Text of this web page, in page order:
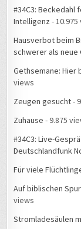
#34C3:
Intelligenz -
Hausverbot beim
schwerer als neue
Gethsemane:
views
Zeugen gesucht-
Zuhause - 9.875
#34C3: Live-
Deutschlandfunk
Für viele
Auf biblischen
views
Stromladesäulen